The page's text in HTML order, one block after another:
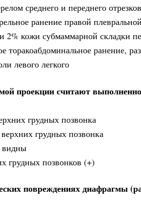
среднего и переднего
ранение правой
2% кожи субмаммарной складки
ранение,
левого легкого
проекции считают
грудных позвонка
грудных позвонка
видны
грудных позвонков (+)
повреждениях диафрагмы